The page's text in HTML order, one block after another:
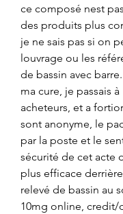
ce composé nest
des produits plus
je ne sais pas si on
louvrage ou les
de bassin avec
ma cure, je passais à
acheteurs, et a
sont anonyme, le
par la poste et le
sécurité de cet acte
plus efficace
relevé de bassin au
10mg online, credit/